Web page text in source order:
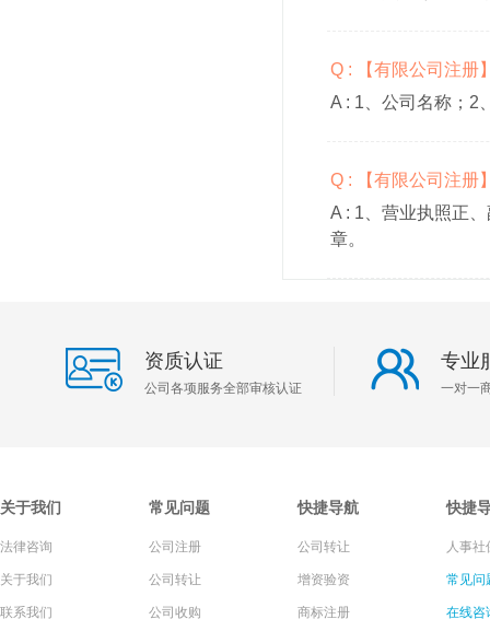
Q : 【有限公司注册
A : 1、公司名称；2
Q : 【有限公司注册
A : 1、营业执照正
章。
资质认证
公司各项服务全部审核认证
专业
一对一
关于我们
法律咨询
关于我们
联系我们
常见问题
公司注册
公司转让
公司收购
快捷导航
公司转让
增资验资
商标注册
快捷
人事社
常见问
在线咨